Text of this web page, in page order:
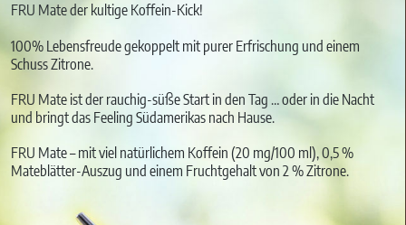
FRU Mate der kultige Koffein-Kick!
100% Lebensfreude gekoppelt mit purer Erfrischung und einem
Schuss Zitrone.
FRU Mate ist der rauchig-süße Start in den Tag … oder in die Nacht
und bringt das Feeling Südamerikas nach Hause.
FRU Mate – mit viel natürlichem Koffein (20 mg/100 ml), 0,5 %
Mateblätter-Auszug und einem Fruchtgehalt von 2 % Zitrone.